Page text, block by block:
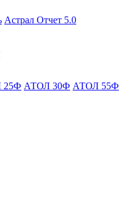
Астрал Отчет 5.0
25Ф АТОЛ 30Ф АТОЛ 55Ф